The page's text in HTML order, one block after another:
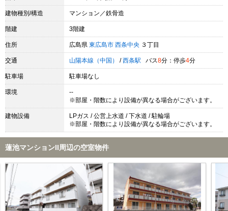
建物種別/構造 マンション／鉄骨造
階建 3階建
住所 広島県 東広島市 西条中央 ３丁目
交通 山陽本線（中国） / 西条駅 バス8分：停歩4分
駐車場 駐車場なし
環境
--
※部屋・階数により設備が異なる場合がございます。
建物設備
LPガス / 公営上水道 / 下水道 / 駐輪場
※部屋・階数により設備が異なる場合がございます。
蓮池マンションII周辺の空室物件